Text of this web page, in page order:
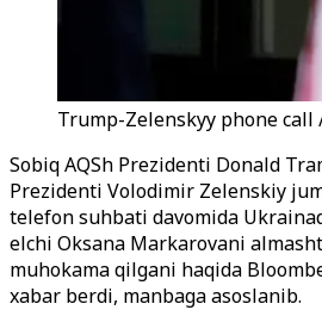
Trump-Zelenskyy phone call
Sobiq AQSh Prezidenti Donald
Prezidenti Volodimir Zelenskiy
telefon suhbati davomida
elchi Oksana Markarovani
muhokama qilgani haqida
xabar berdi, manbaga asoslanib.